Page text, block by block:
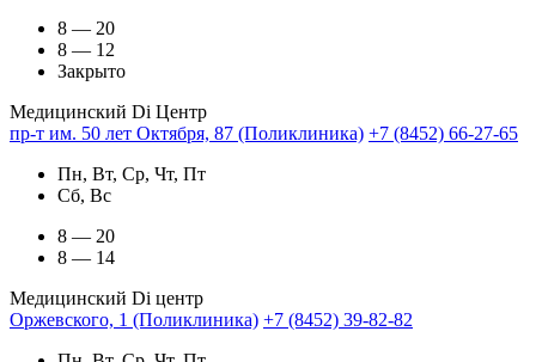
8 — 20
8 — 12
Закрыто
Медицинский Di Центр
пр-т им. 50 лет Октября, 87 (Поликлиника) +7 (8452) 66-27-65
Пн, Вт, Ср, Чт, Пт
Сб, Вс
8 — 20
8 — 14
Медицинский Di центр
Оржевского, 1 (Поликлиника) +7 (8452) 39-82-82